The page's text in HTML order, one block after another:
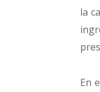
la
En